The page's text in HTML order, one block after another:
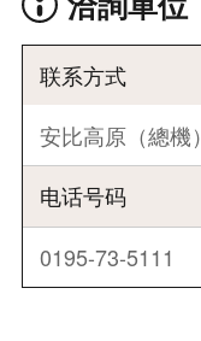
联系方式
安比高原（總機）
电话号码
0195-73-5111